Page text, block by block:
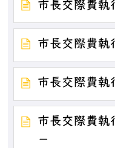
市長交際費執
市長交際費執
市長交際費執
市長交際費
－